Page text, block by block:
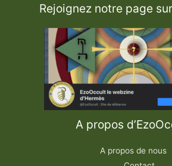
Rejoignez notre page
A propos
A propos de nous